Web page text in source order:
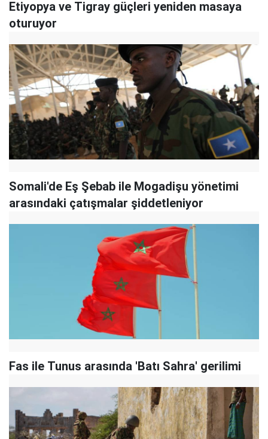
Etiyopya ve Tigray güçleri yeniden masaya
oturuyor
Somali'de Eş Şebab ile Mogadişu yönetimi
arasındaki çatışmalar şiddetleniyor
Fas ile Tunus arasında 'Batı Sahra' gerilimi